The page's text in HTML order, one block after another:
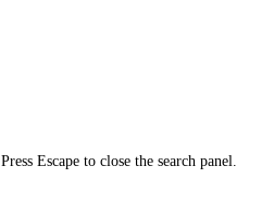
Press Escape to close the search panel.